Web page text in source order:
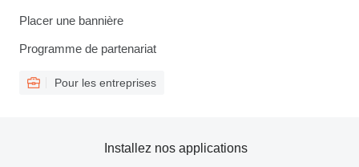
Placer une bannière
Programme de partenariat
Pour les entreprises
Installez nos applications